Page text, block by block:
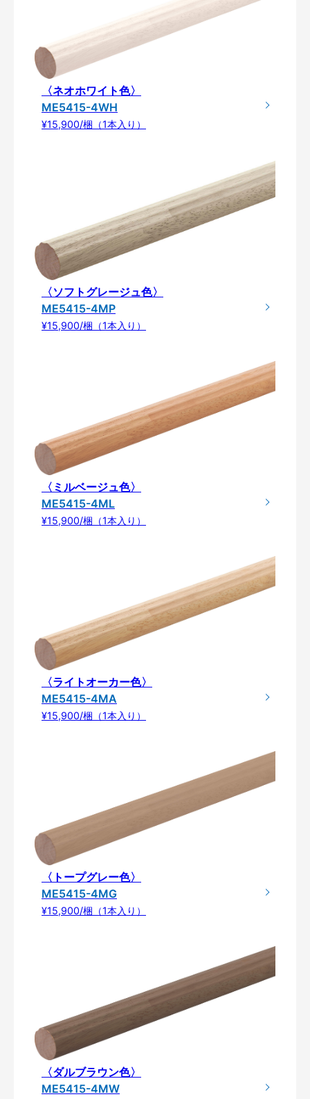
〈ネオホワイト色〉
ME5415-4WH
¥15,900/梱（1本入り）
〈ソフトグレージュ色〉
ME5415-4MP
¥15,900/梱（1本入り）
〈ミルベージュ色〉
ME5415-4ML
¥15,900/梱（1本入り）
〈ライトオーカー色〉
ME5415-4MA
¥15,900/梱（1本入り）
〈トープグレー色〉
ME5415-4MG
¥15,900/梱（1本入り）
〈ダルブラウン色〉
ME5415-4MW